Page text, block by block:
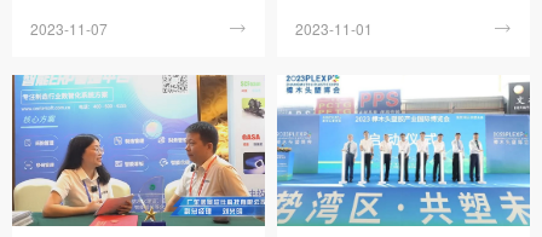
点支撑起汽车、家电、电子电
化、高端化的发展进程。众所
周知，单一合成树脂一般无法
单独使用，需要进行各种改性
处理，以获得更加优异均衡的
性能，才能真正满足使用要
求。在材料界，没有十全十美
2023-11-07  2023-11-01 